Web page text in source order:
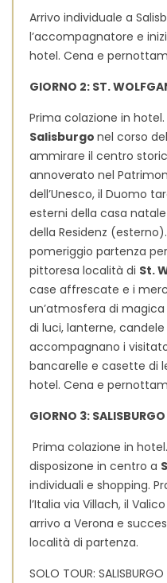
Arrivo individuale a
l’accompagnatore e
hotel. Cena e
GIORNO 2: ST.
Prima colazione in
Salisburgo nel corso
ammirare il centro
annoverato nel
dell’Unesco, il Duomo
esterni della casa natale
della Residenz
pomeriggio partenza
pittoresa località di St.
case affrescate e i
un’atmosfera di
di luci, lanterne,
accompagnano i
bancarelle e casette di
hotel. Cena e
GIORNO 3:
Prima colazione in
disposizone in centro a
individuali e shopping.
l’Italia via Villach, il
arrivo a Verona e
località di partenza.
SOLO TOUR: SALISBURGO